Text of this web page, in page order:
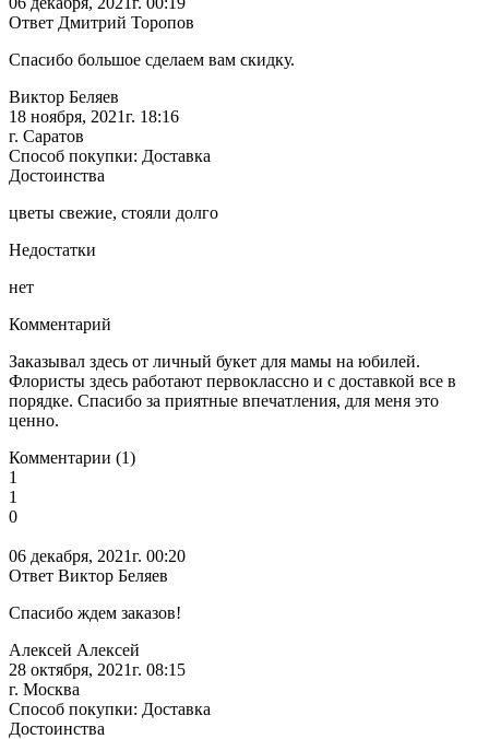
Ответ Дмитрий Торопов
Спасибо большое сделаем вам скидку.
Виктор Беляев
18 ноября, 2021г. 18:16
г. Саратов
Способ покупки: Доставка
Достоинства
цветы свежие, стояли долго
Недостатки
нет
Комментарий
Заказывал здесь от личный букет для мамы на юбилей.
Флористы здесь работают первоклассно и с доставкой все в
порядке. Спасибо за приятные впечатления, для меня это
ценно.
Комментарии (1)
1
1
0
06 декабря, 2021г. 00:20
Ответ Виктор Беляев
Спасибо ждем заказов!
Алексей Алексей
28 октября, 2021г. 08:15
г. Москва
Способ покупки: Доставка
Достоинства